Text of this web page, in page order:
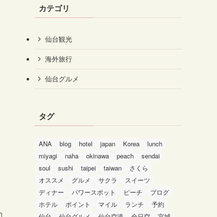
カテゴリ
仙台観光
海外旅行
仙台グルメ
タグ
ANA blog hotel japan Korea
lunch
miyagi
naha okinawa peach
sendai
soul
sushi taipei taiwan
さくら
オススメ
グルメ サクラ
スイーツ
ディナー
パワースポット ピーチ
ブログ
ホテル
ポイント マイル ランチ
予約